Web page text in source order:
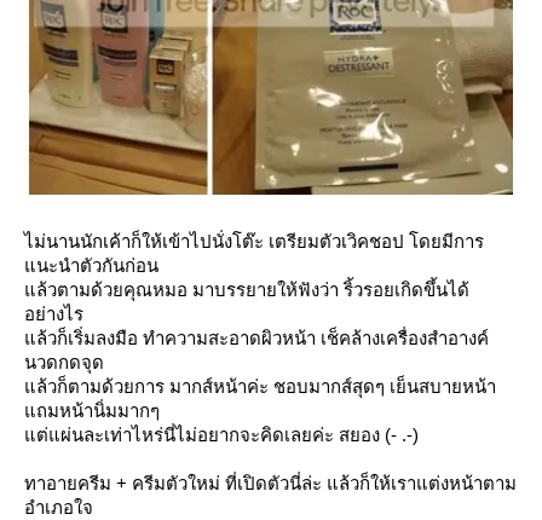
ไม่นานนักเค้าก็ให้เข้าไปนั่งโต๊ะ เตรียมตัวเวิคชอป โดยมีการ
นะนำตัวกันก่อน
ล้วตามด้วยคุณหมอ มาบรรยายให้ฟังว่า ริ้วรอยเกิดขึ้นได้
อย่างไร
ล้วก็เริ่มลงมือ ทำความสะอาดผิวหน้า เช็คล้างเครื่องสำอางค์
นวดกดจุด
ล้วก็ตามด้วยการ มากส์หน้าค่ะ ชอบมากส์สุดๆ เย็นสบายหน้า
ถมหน้านิ่มมากๆ
ต่แผ่นละเท่าไหร่นี่ไม่อยากจะคิดเลยค่ะ สยอง (- .-)
ทาอายครีม + ครีมตัวใหม่ ที่เปิดตัวนี่ล่ะ แล้วก็ให้เราแต่งหน้าตาม
อำเภอใจ